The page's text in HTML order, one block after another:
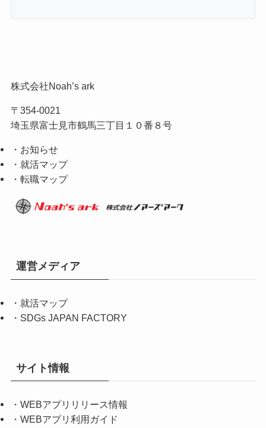
株式会社Noah’s ark
〒354-0021
埼玉県富士見市鶴馬三丁目１０番８号
・お知らせ
・就活マップ
・転職マップ
運営メディア
・ 就活マップ
・ SDGs JAPAN FACTORY
サイト情報
・ WEBアプリリリース情報
・ WEBアプリ利用ガイド